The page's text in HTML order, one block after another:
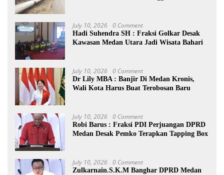
July 10, 2026 0 Comment
Hadi Suhendra SH : Fraksi Golkar Desak
Kawasan Medan Utara Jadi Wisata Bahari
July 10, 2026 0 Comment
Dr Lily MBA : Banjir Di Medan Kronis,
Wali Kota Harus Buat Terobosan Baru
July 10, 2026 0 Comment
Robi Barus : Fraksi PDI Perjuangan DPRD
Medan Desak Pemko Terapkan Tapping Box
July 10, 2026 0 Comment
Zulkarnain.S.K.M Banghar DPRD Medan